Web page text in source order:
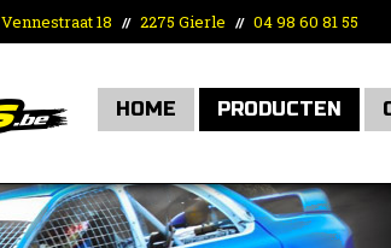
Vennestraat 18 // 2275 Gierle // 04 98 60 81 55
HOME PRODUCTEN